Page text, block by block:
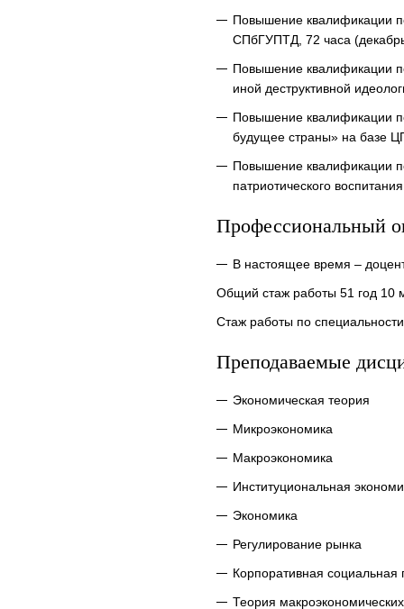
Повышение квалификации
СПбГУПТД, 72 часа
Повышение квалификации
иной деструктивной
Повышение квалификации
будущее страны» на базе
Повышение квалификации
патриотического
Профессиональный
В настоящее время –
Общий стаж работы 51 год 10
Стаж работы по
Преподаваемые
Экономическая теория
Микроэкономика
Макроэкономика
Институциональная
Экономика
Регулирование рынка
Корпоративная социальная
Теория